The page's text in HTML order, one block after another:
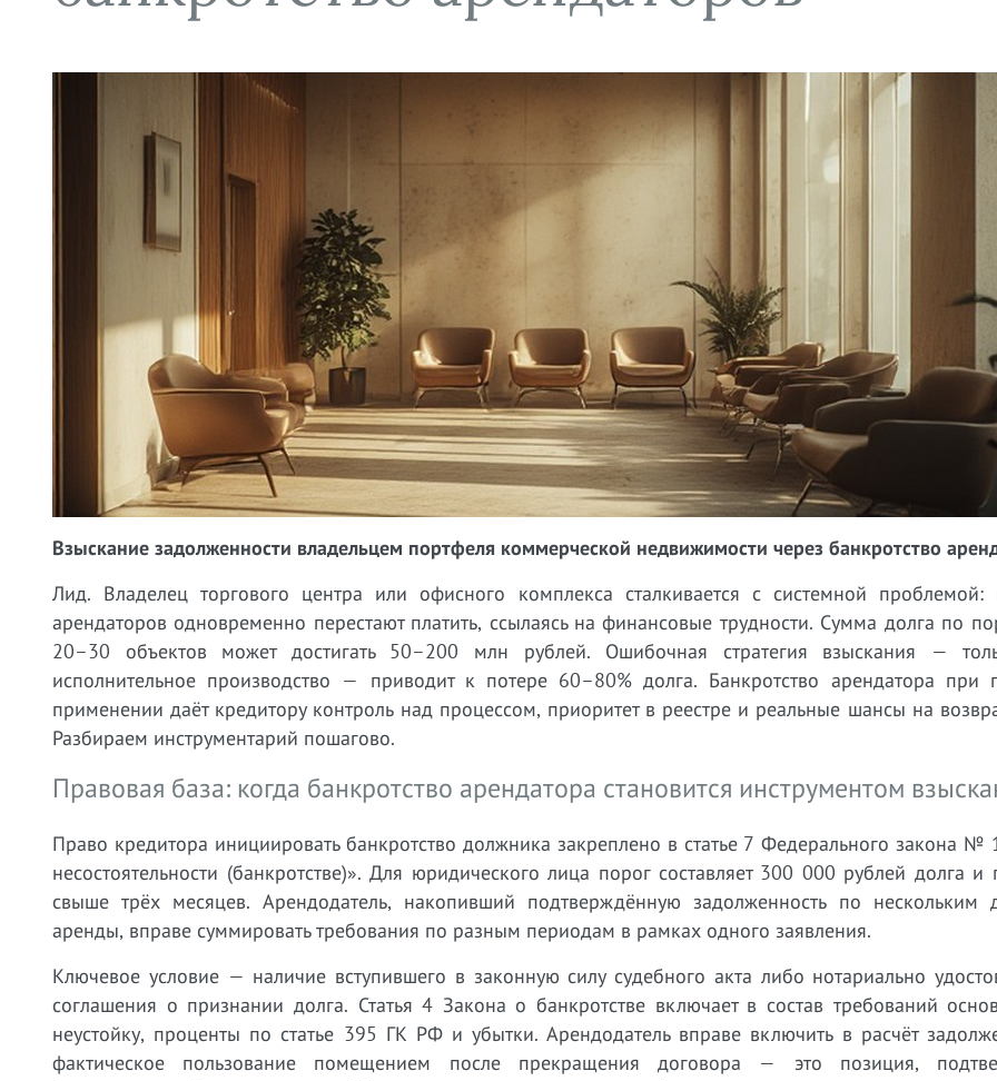
Взыскание задолженности владельцем портфеля коммерческой недвижимости через банкротство
Лид. Владелец торгового центра или офисного комплекса сталкивается с системной проблемой:
арендаторов одновременно перестают платить, ссылаясь на финансовые трудности. Сумма долга по
20–30 объектов может достигать 50–200 млн рублей. Ошибочная стратегия взыскания —
исполнительное производство — приводит к потере 60–80% долга. Банкротство арендатора при
применении даёт кредитору контроль над процессом, приоритет в реестре и реальные шансы на
Разбираем инструментарий пошагово.
Правовая база: когда банкротство арендатора становится инструментом
Право кредитора инициировать банкротство должника закреплено в статье 7 Федерального закона
несостоятельности (банкротстве)». Для юридического лица порог составляет 300 000 рублей долга и
свыше трёх месяцев. Арендодатель, накопивший подтверждённую задолженность по нескольким
аренды, вправе суммировать требования по разным периодам в рамках одного заявления.
Ключевое условие — наличие вступившего в законную силу судебного акта либо нотариально
соглашения о признании долга. Статья 4 Закона о банкротстве включает в состав требований
неустойку, проценты по статье 395 ГК РФ и убытки. Арендодатель вправе включить в расчёт
фактическое пользование помещением после прекращения договора — это позиция,